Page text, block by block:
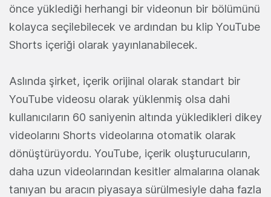
önce yüklediği herhangi bir videonun bir bölümünü
kolayca seçilebilecek ve ardından bu klip YouTube
Shorts içeriği olarak yayınlanabilecek.
Aslında şirket, içerik orijinal olarak standart bir
YouTube videosu olarak yüklenmiş olsa dahi
kullanıcıların 60 saniyenin altında yükledikleri dikey
videolarını Shorts videolarına otomatik olarak
dönüştürüyordu. YouTube, içerik oluşturucuların,
daha uzun videolarından kesitler almalarına olanak
tanıyan bu aracın piyasaya sürülmesiyle daha fazla